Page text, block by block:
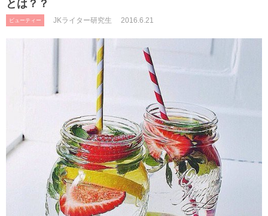
とは？？
ビューティー JKライター研究生 2016.6.21